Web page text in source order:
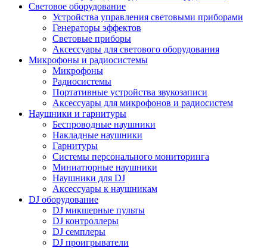
Световое оборудование
Устройства управления световыми приборами
Генераторы эффектов
Световые приборы
Аксессуары для светового оборудования
Микрофоны и радиосистемы
Микрофоны
Радиосистемы
Портативные устройства звукозаписи
Аксессуары для микрофонов и радиосистем
Наушники и гарнитуры
Беспроводные наушники
Накладные наушники
Гарнитуры
Системы персонального мониторинга
Миниатюрные наушники
Наушники для DJ
Аксессуары к наушникам
DJ оборудование
DJ микшерные пульты
DJ контроллеры
DJ семплеры
DJ проигрыватели